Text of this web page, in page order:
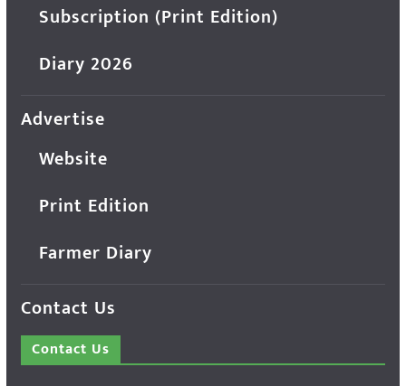
Subscription (Print Edition)
Diary 2026
Advertise
Website
Print Edition
Farmer Diary
Contact Us
Contact Us